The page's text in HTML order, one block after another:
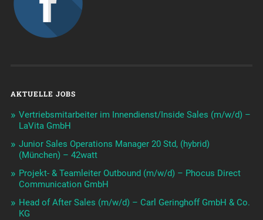
AKTUELLE JOBS
Vertriebsmitarbeiter im Innendienst/Inside Sales (m/w/d) –
LaVita GmbH
Junior Sales Operations Manager 20 Std, (hybrid)
(München) – 42watt
Projekt- & Teamleiter Outbound (m/w/d) – Phocus Direct
Communication GmbH
Head of After Sales (m/w/d) – Carl Geringhoff GmbH & Co.
KG